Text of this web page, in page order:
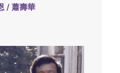
/ 蕭壽華